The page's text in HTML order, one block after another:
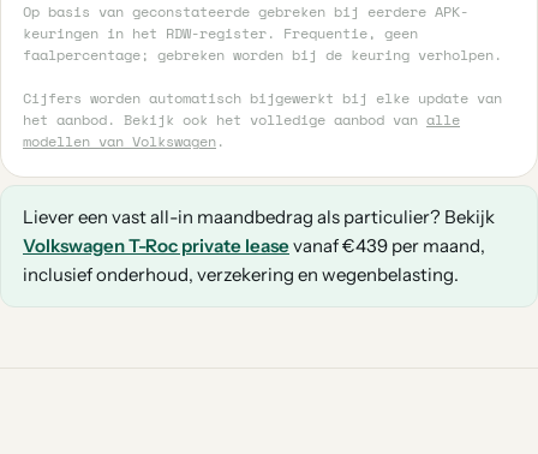
Op basis van geconstateerde gebreken bij eerdere APK-
keuringen in het RDW-register. Frequentie, geen
faalpercentage; gebreken worden bij de keuring verholpen.
Cijfers worden automatisch bijgewerkt bij elke update van
het aanbod. Bekijk ook het volledige aanbod van alle
modellen van Volkswagen.
Liever een vast all-in maandbedrag als particulier? Bekijk
Volkswagen T-Roc private lease vanaf €439 per maand,
inclusief onderhoud, verzekering en wegenbelasting.